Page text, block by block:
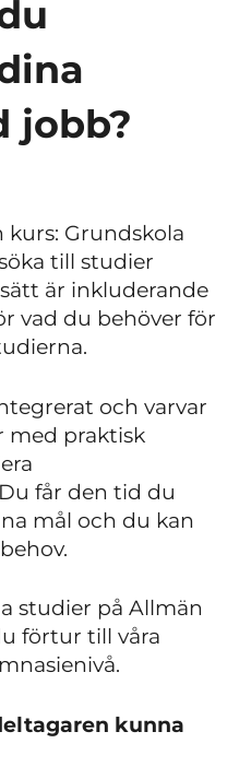
jobb?
kurs: Grundskola
till studier
är inkluderande
vad du behöver för
och varvar
med praktisk
får den tid du
mål och du kan
studier på Allmän
förtur till våra
kunna